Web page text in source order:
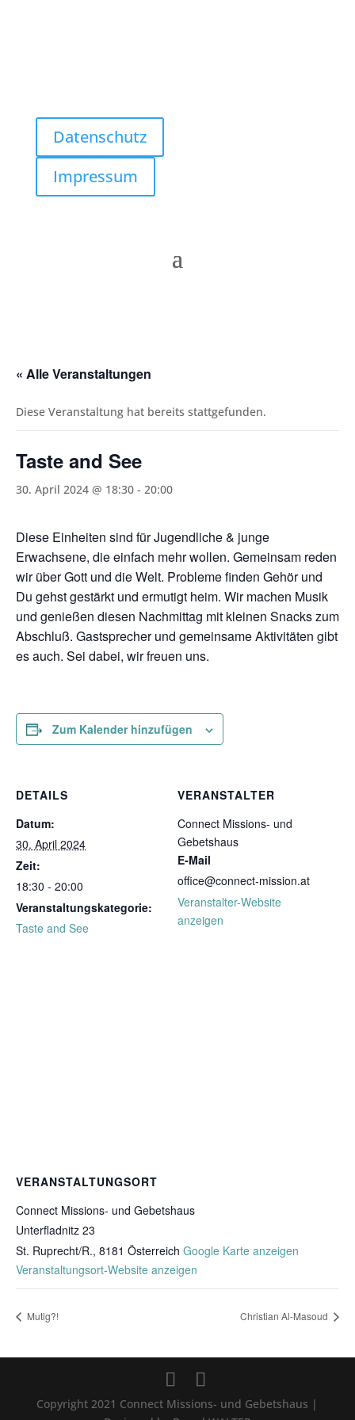
Datenschutz
Impressum
« Alle Veranstaltungen
Diese Veranstaltung hat bereits stattgefunden.
Taste and See
30. April 2024 @ 18:30 - 20:00
Diese Einheiten sind für Jugendliche & junge
Erwachsene, die einfach mehr wollen. Gemeinsam reden
wir über Gott und die Welt. Probleme finden Gehör und
Du gehst gestärkt und ermutigt heim. Wir machen Musik
und genießen diesen Nachmittag mit kleinen Snacks zum
Abschluß. Gastsprecher und gemeinsame Aktivitäten gibt
es auch. Sei dabei, wir freuen uns.
Zum Kalender hinzufügen
DETAILS
Datum:
30. April 2024
Zeit:
18:30 - 20:00
Veranstaltungskategorie:
Taste and See
VERANSTALTER
Connect Missions- und
Gebetshaus
E-Mail
office@connect-mission.at
Veranstalter-Website
anzeigen
VERANSTALTUNGSORT
Connect Missions- und Gebetshaus
Unterfladnitz 23
St. Ruprecht/R., 8181 Österreich Google Karte anzeigen
Veranstaltungsort-Website anzeigen
Mutig?! Christian Al-Masoud
Copyright 2021 Connect Missions- und Gebetshaus |